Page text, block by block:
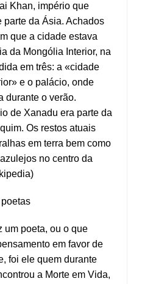
Khan, império que
parte da Ásia. Achados
que a cidade estava
da Mongólia Interior, na
em três: a «cidade
e o palácio, onde
durante o verão.
de Xanadu era parte da
Os restos atuais
em terra bem como
no centro da
um poeta, ou o que
em favor de
foi ele quem durante
a Morte em Vida,